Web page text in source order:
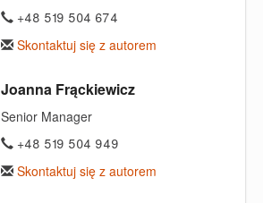
+48 519 504 674
Skontaktuj się z autorem
Joanna Frąckiewicz
Senior Manager
+48 519 504 949
Skontaktuj się z autorem